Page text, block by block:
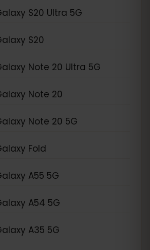
S20 Ultra 5G
S20
Note 20 Ultra 5G
Note 20
Note 20 5G
Fold
A55 5G
A54 5G
A35 5G